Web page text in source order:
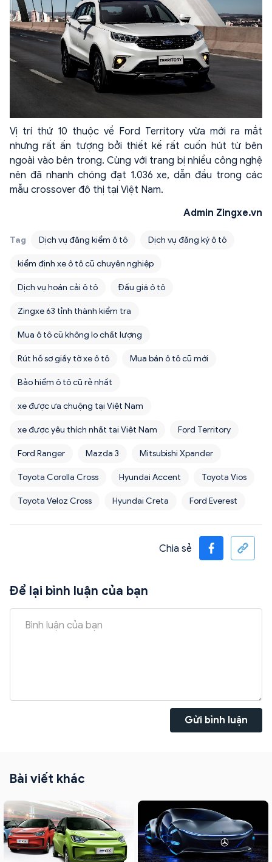
Vị trí thứ 10 thuộc về Ford Territory vừa mới ra mắt
nhưng rất ấn tượng bởi thiết kế rất cuốn hút từ bên
ngoài vào bên trong. Cùng với trang bị nhiều công nghệ
nên đã nhanh chóng đạt 1.036 xe, dẫn đầu trong các
mẫu crossover đô thị tại Việt Nam.
Admin Zingxe.vn
Tag Dịch vụ đăng kiểm ô tô Dịch vụ đăng ký ô tô
kiểm định xe ô tô cũ chuyên nghiệp
Dịch vụ hoán cải ô tô Đấu giá ô tô
Zingxe 63 tỉnh thành kiểm tra
Mua ô tô cũ không lo chất lượng
Rút hồ sơ giấy tờ xe ô tô Mua bán ô tô cũ mới
Bảo hiểm ô tô cũ rẻ nhất
xe được ưa chuộng tại Việt Nam
xe được yêu thích nhất tại Việt Nam Ford Territory
Ford Ranger Mazda 3 Mitsubishi Xpander
Toyota Corolla Cross Hyundai Accent Toyota Vios
Toyota Veloz Cross Hyundai Creta Ford Everest
Chia sẻ
Để lại bình luận của bạn
Gửi bình luận
Bài viết khác